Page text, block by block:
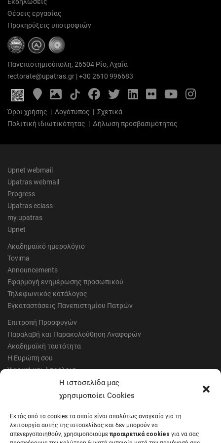
Η ιστοσελίδα μας
χρησιμοποίει Cookies
Εκτός από τα cookies τα οποία είναι απολύτως αναγκαία για τη
λειτουργία αυτής της ιστοσελίδας και δεν μπορούν να
απενεργοποιηθούν, χρησιμοποιούμε προαιρετικά cookies για να σας
Θέσεις εργασίας
Προκηρύξεις υποτροφιών
Πανεπιστημιούπολη, 26504 Ρίο, Αχαΐα
rectorate@upatras.gr |+30 2610 996683
Google
Maps
Photo
Gallery
FacebookTwitterLinkedIn
FlickrYouTube
Όροι χρήσης | Λογότυπος | Σχετικά
Πολιτική ιδιωτικότητας | Δήλωση προσβασιμότητας
Upnet webmail
Upatras webmail
Progress
Upatras eclass
my.upatras
Upnet
Ακαδημαϊκό ημερολόγιο
Tovima
Announcements
Εφαρμογή ενημέρωσης προσωπικού
Τηλεφωνικός κατάλογος
Εγκαταστάσεις Πανεπιστημίου Πατρών
Επιτροπή Προσφυγών
Παραλαβή και Παρακολούθηση Αναφορών
Ακαδημαϊκή ταυτότητα
Η Ευρώπη σου
Υγιεινή και Ασφάλεια
Έντυπα Οικονομικής Υπηρεσίας
Έντυπα Διοικητικών Υπηρεσιών
Μητρώα αξιολογητών
Δημόσια Διαβούλευση